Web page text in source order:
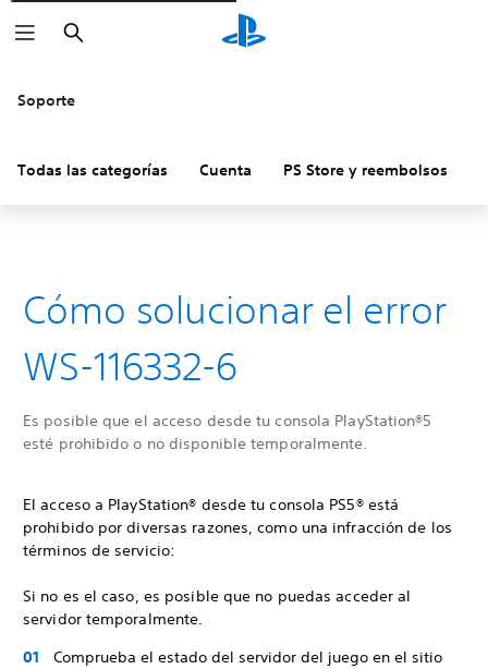
Buscar
Soporte
Todas las categorías Cuenta PS Store y reembolsos
Cómo solucionar el error
WS-116332-6
Es posible que el acceso desde tu consola PlayStation®5
esté prohibido o no disponible temporalmente.
El acceso a PlayStation® desde tu consola PS5® está
prohibido por diversas razones, como una infracción de los
términos de servicio:
Si no es el caso, es posible que no puedas acceder al
servidor temporalmente.
Comprueba el estado del servidor del juego en el sitio